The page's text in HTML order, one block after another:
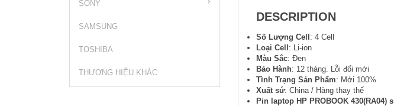
SONY
SAMSUNG
TOSHIBA
THƯƠNG HIỆU KHÁC
DESCRIPTION
Số Lượng Cell: 4 Cell
Loại Cell: Li-ion
Màu Sắc: Đen
Bảo Hành: 12 tháng. Lỗi đổi mới
Tình Trạng Sản Phẩm: Mới 100%
Xuất sứ: China / Hàng thay thế
Pin laptop HP PROBOOK 430(RA04)